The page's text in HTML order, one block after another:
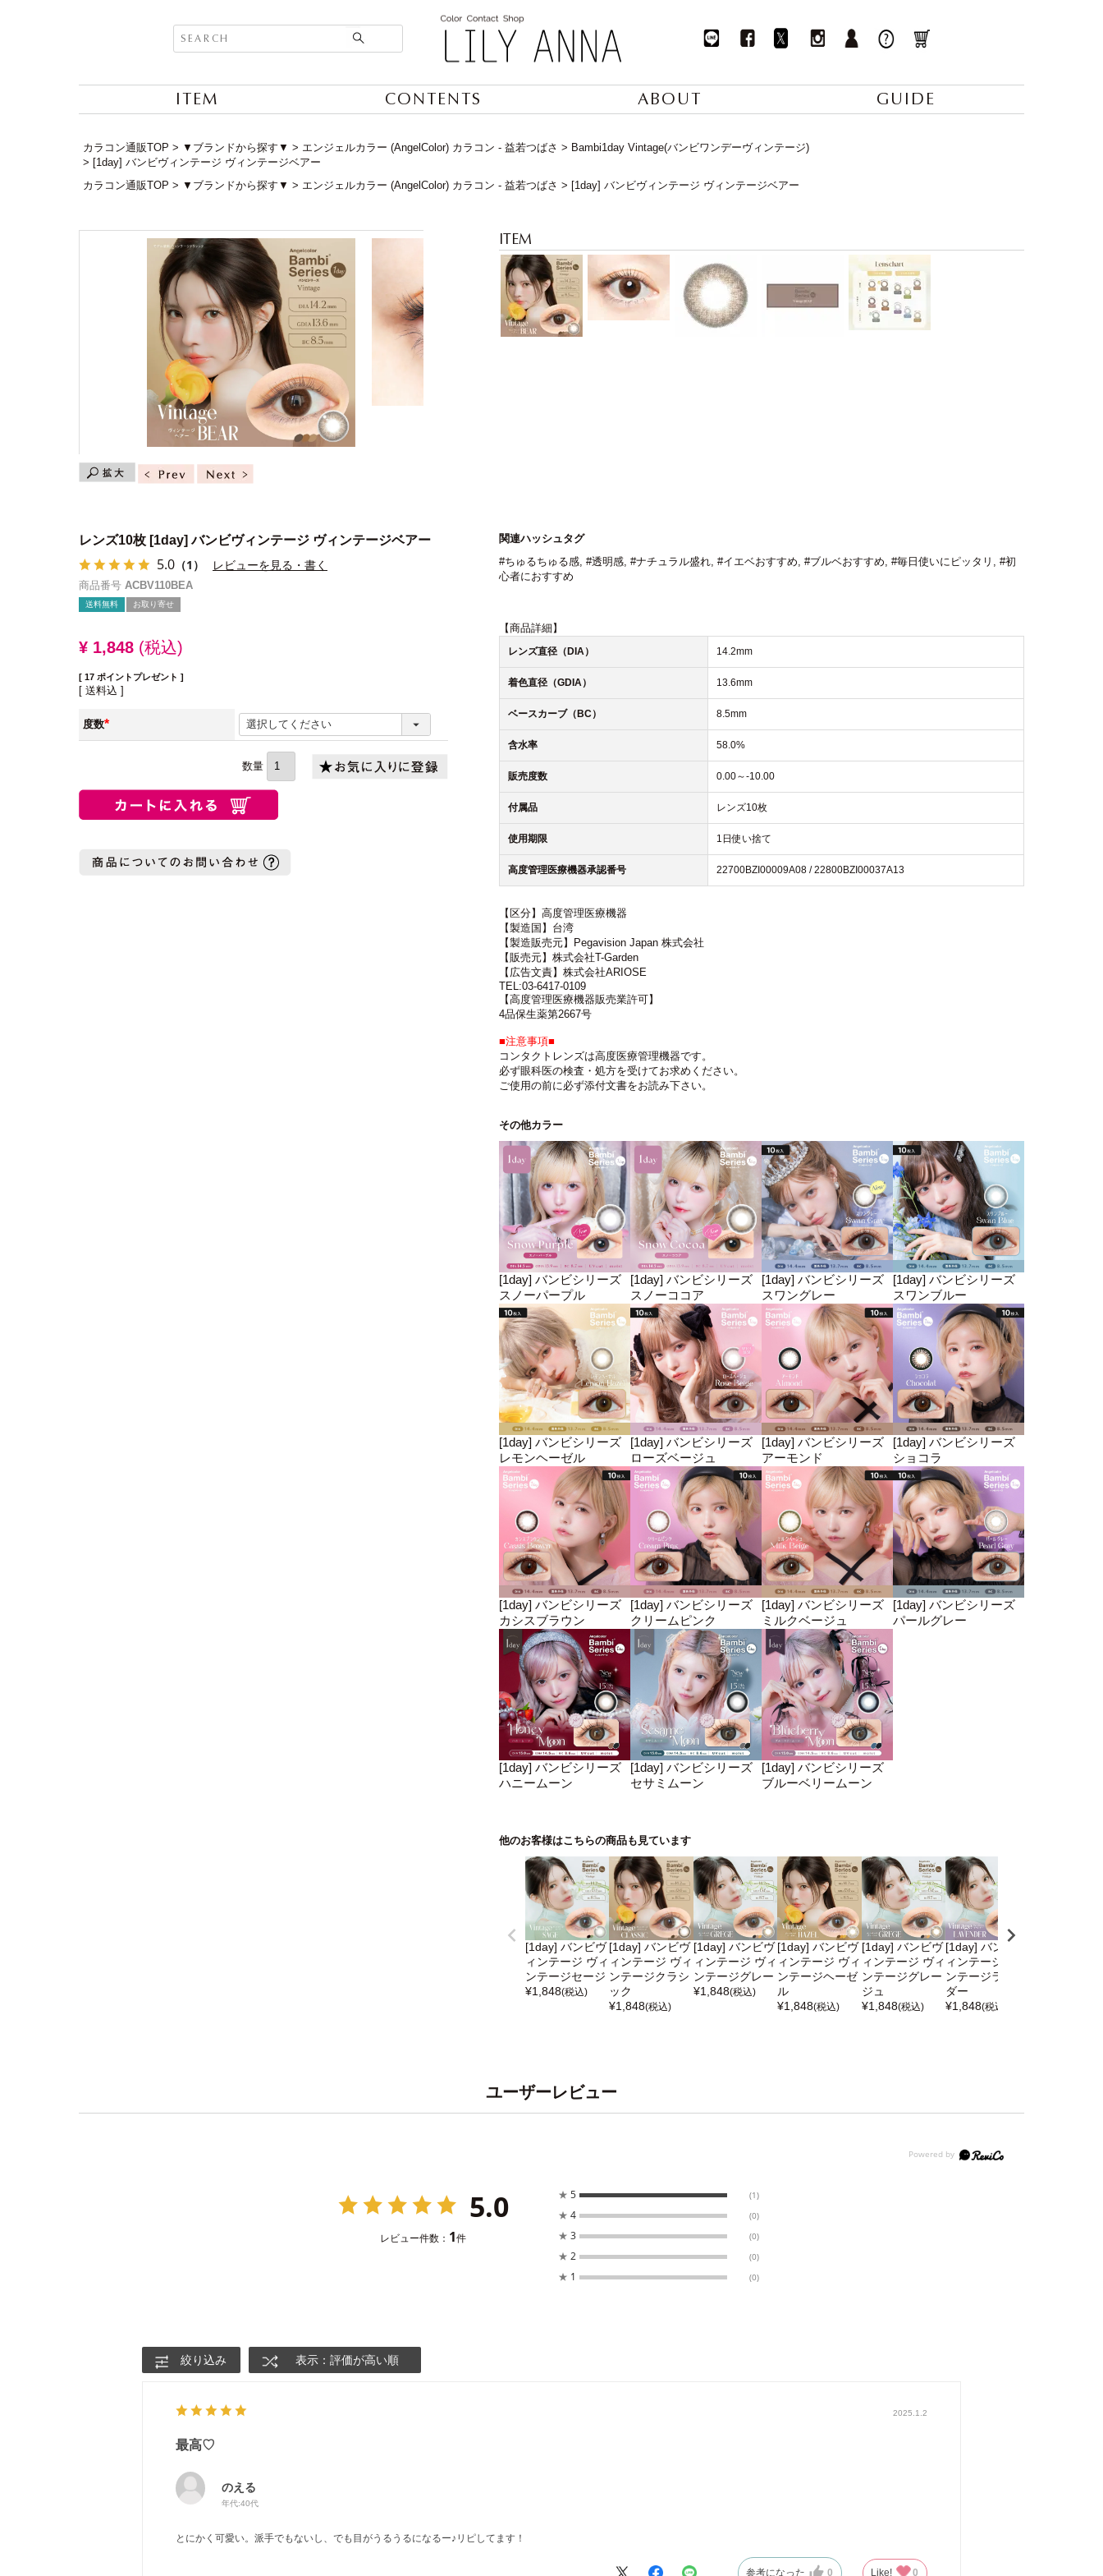
ITEM CONTENTS ABOUT GUIDE
カラコン通販TOP ▼ブランドから探す▼ エンジェルカラー (AngelColor) カラコン - 益若つばさ
Bambi1day Vintage(バンビワンデーヴィンテージ)
[1day] バンビヴィンテージ ヴィンテージベアー
カラコン通販TOP
▼ブランドから探す▼ エンジェルカラー (AngelColor) カラコン - 益若つばさ [1day] バンビヴィンテージ ヴィンテージベアー
レンズ10枚 [1day] バンビヴィンテージ ヴィンテージベアー
5.0 （1） レビューを見る・書く
商品番号 ACBV110BEA
送料無料 お取り寄せ
¥ 1,848 税込
[ 17 ポイントプレゼント ]
送料込
度数
(必
関連ハッシュタグ
#ちゅるちゅる感, #透明感, #ナチュラル盛れ, #イエベおすすめ, #ブルベおすすめ, #毎日使いにピッタリ , #初
心者におすすめ
【商品詳細】
レンズ直径（DIA） 14.2mm
着色直径（GDIA） 13.6mm
ベースカーブ（BC） 8.5mm
含水率 58.0%
販売度数 0.00～-10.00
付属品 レンズ10枚
使用期限 1日使い捨て
高度管理医療機器承認番号 22700BZI00009A08 / 22800BZI00037A13
【区分】高度管理医療機器
【製造国】台湾
【製造販売元】Pegavision Japan 株式会社
【販売元】株式会社T-Garden
【広告文責】株式会社ARIOSE
TEL:03-6417-0109
【高度管理医療機器販売業許可】
4品保生薬第2667号
■注意事項■
コンタクトレンズは高度医療管理機器です。
必ず眼科医の検査・処方を受けてお求めください。
ご使用の前に必ず添付文書をお読み下さい。
その他カラー
[1day] バンビシリーズ
スノーパープル
[1day] バンビシリーズ
スノーココア
[1day] バンビシリーズ
スワングレー
[1day] バンビシリーズ
スワンブルー
[1day] バンビシリーズ
レモンヘーゼル
[1day] バンビシリーズ
ローズベージュ
[1day] バンビシリーズ
アーモンド
[1day] バンビシリーズ
ショコラ
[1day] バンビシリーズ
カシスブラウン
[1day] バンビシリーズ
クリームピンク
[1day] バンビシリーズ
ミルクベージュ
[1day] バンビシリーズ
パールグレー
[1day] バンビシリーズ
ハニームーン
[1day] バンビシリーズ
セサミムーン
[1day] バンビシリーズ
ブルーベリームーン
他のお客様はこちらの商品も見ています
[1day] バンビヴ
ィンテージ ヴィ
ンテージセージ
¥1,848(税込)
[1day] バンビヴ
ィンテージ ヴィ
ンテージクラシ
ック
¥1,848(税込)
[1day] バンビヴ
ィンテージ ヴィ
ンテージグレー
¥1,848(税込)
[1day] バンビヴ
ィンテージ ヴィ
ンテージヘーゼ
ル
¥1,848(税込)
[1day] バンビヴ
ィンテージ ヴィ
ンテージグレー
ジュ
¥1,848(税込)
[1day] バンビヴ
ィンテージ ヴィ
ンテージラベン
ダー
¥1,848(税込)
ユーザーレビュー
5.0
レビュー件数： 1件
★ 5 (1)
★ 4 (0)
★ 3 (0)
★ 2 (0)
★ 1 (0)
絞り込み 表示：評価が高い順
2025.1.2
最高♡
のえる
年代:40代
とにかく可愛い。派手でもないし、でも目がうるうるになるー♪リピしてます！
参考になった 0 Like! 0